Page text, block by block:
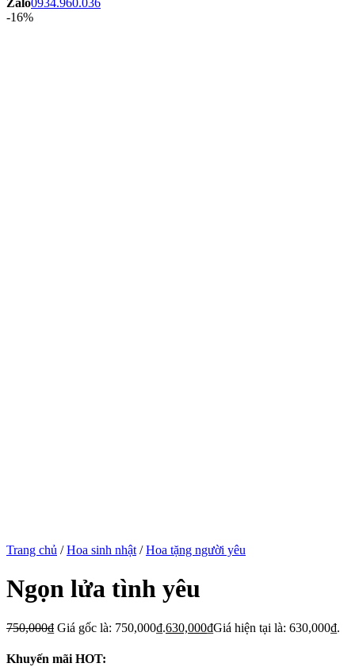
Zalo0934.960.036
-16%
Trang chủ / Hoa sinh nhật / Hoa tặng người yêu
Ngọn lửa tình yêu
750,000₫ Giá gốc là: 750,000₫.630,000₫Giá hiện tại là: 630,000₫.
Khuyến mãi HOT: